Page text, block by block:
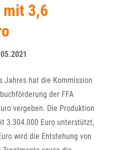
mit 3,6
Jahres hat die Kommission
der FFA
vergeben. Die Produktion
3.304.000 Euro unterstützt,
wird die Entstehung von